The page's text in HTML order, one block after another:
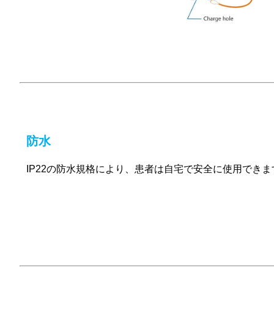
防水
IP22の防水規格により、患者は自宅で安全に使用できま